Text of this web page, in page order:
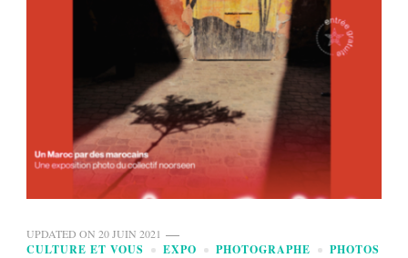
UPDATED ON 20 JUIN 2021
CULTURE ET VOUS EXPO PHOTOGRAPHE PHOTOS